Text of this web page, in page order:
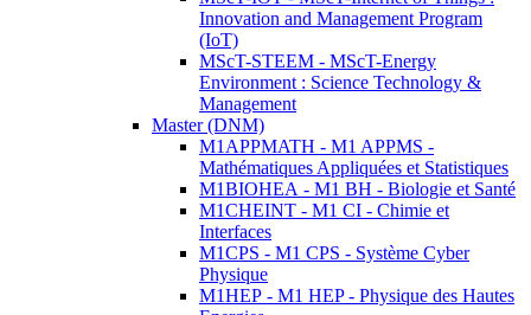
Innovation and Management Program
(IoT)
MScT-STEEM - MScT-Energy
Environment : Science Technology &
Management
Master (DNM)
M1APPMATH - M1 APPMS -
Mathématiques Appliquées et Statistiques
M1BIOHEA - M1 BH - Biologie et Santé
M1CHEINT - M1 CI - Chimie et
Interfaces
M1CPS - M1 CPS - Système Cyber
Physique
M1HEP - M1 HEP - Physique des Hautes